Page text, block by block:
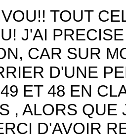
TOUT
J'AI
CAR SUR
D'UNE
ET 48 EN
, ALORS QUE
D'AVOIR